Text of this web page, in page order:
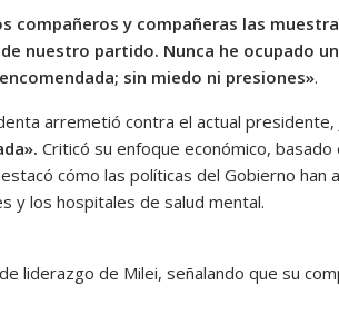
compañeros y compañeras las
nuestro partido. Nunca he ocupado
sin miedo ni presiones».
arremetió contra el actual presidente,
Criticó su enfoque económico,
cómo las políticas del Gobierno han
y los hospitales de salud mental.
liderazgo de Milei, señalando que su